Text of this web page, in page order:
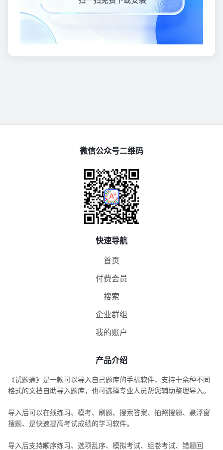
微信公众号二维码
快速导航
首页
付费会员
搜索
企业群组
我的账户
产品介绍
《试题通》是一款可以导入自己题库的手机软件，支持十余种不同
格式的文档自助导入题库，也可选择专业人员帮您辅助整理导入。
导入后可以在线练习、模考、刷题、搜索答案、拍照搜题、悬浮窗
搜题、是快速提高考试成绩的学习软件。
导入后支持顺序练习、选项乱序、模拟考试、组卷考试、错题回